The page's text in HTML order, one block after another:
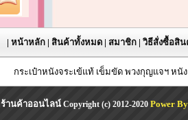
|หน้าหลัก |สินค้าทั้งหมด |สมาชิก |วิธีสั่งซื้อสิ
กระเป๋าหนังจระเข้แท้ เข็มขัด พวงกุญแจฯ หนัง
ร้านค้าออนไลน์ Copyright (c) 2012-2020 Power